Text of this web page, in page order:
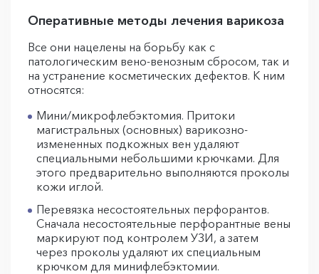
Оперативные методы лечения варикоза
Все они нацелены на борьбу как с
патологическим вено-венозным сбросом, так и
на устранение косметических дефектов. К ним
относятся:
Мини/микрофлебэктомия. Притоки
магистральных (основных) варикозно-
измененных подкожных вен удаляют
специальными небольшими крючками. Для
этого предварительно выполняются проколы
кожи иглой.
Перевязка несостоятельных перфорантов.
Сначала несостоятельные перфорантные вены
маркируют под контролем УЗИ, а затем
через проколы удаляют их специальным
крючком для минифлебэктомии.